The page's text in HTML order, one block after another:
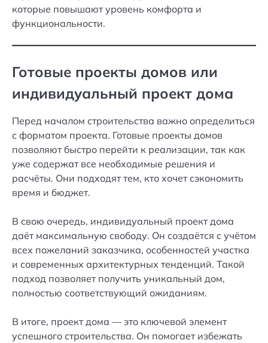
которые повышают уровень комфорта и
функциональности.
Готовые проекты домов или
индивидуальный проект дома
Перед началом строительства важно определиться
с форматом проекта. Готовые проекты домов
позволяют быстро перейти к реализации, так как
уже содержат все необходимые решения и
расчёты. Они подходят тем, кто хочет сэкономить
время и бюджет.
В свою очередь, индивидуальный проект дома
даёт максимальную свободу. Он создаётся с учётом
всех пожеланий заказчика, особенностей участка
и современных архитектурных тенденций. Такой
подход позволяет получить уникальный дом,
полностью соответствующий ожиданиям.
В итоге, проект дома — это ключевой элемент
успешного строительства. Он помогает избежать